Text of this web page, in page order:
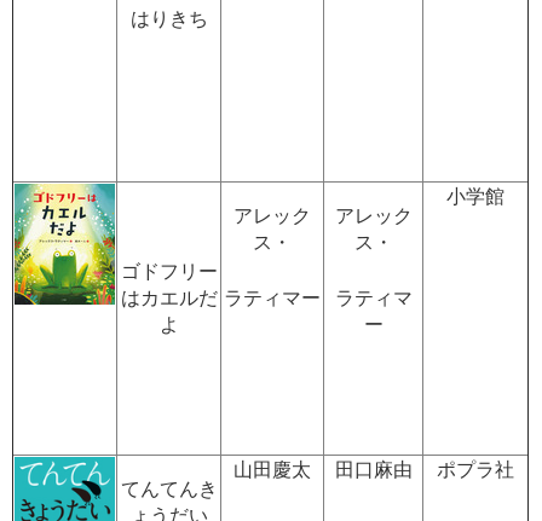
はりきち
ゴドフリー
はカエルだ
よ
アレック
ス・
ラティマー
アレック
ス・
ラティマ
ー
小学館
てんてんき
ょうだい
山田慶太 田口麻由 ポプラ社